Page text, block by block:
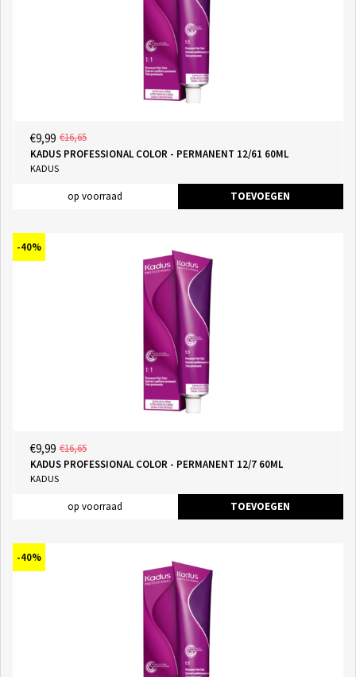
€9,99 €16,65
KADUS PROFESSIONAL COLOR - PERMANENT 12/61 60ML
KADUS
op voorraad TOEVOEGEN
-40%
€9,99 €16,65
KADUS PROFESSIONAL COLOR - PERMANENT 12/7 60ML
KADUS
op voorraad TOEVOEGEN
-40%